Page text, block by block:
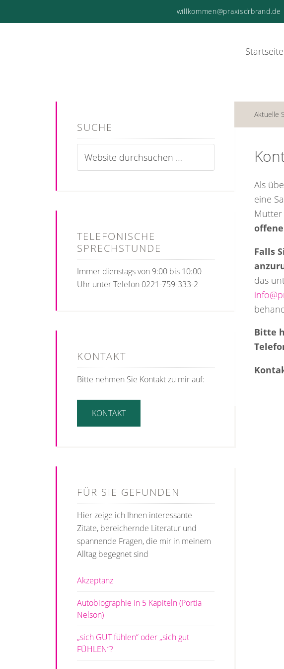
willkommen@praxisdrbrand.de
Startseite
Aktuelle
Als
eine
Mutter
Falls
das
Bitte
SUCHE
TELEFONISCHE
SPRECHSTUNDE
Immer dienstags von 9:00 bis 10:00
Uhr unter Telefon 0221-759-333-2
KONTAKT
Bitte nehmen Sie Kontakt zu mir auf:
KONTAKT
FÜR SIE GEFUNDEN
Hier zeige ich Ihnen interessante
Zitate, bereichernde Literatur und
spannende Fragen, die mir in meinem
Alltag begegnet sind
Akzeptanz
Autobiographie in 5 Kapiteln (Portia
Nelson)
„sich GUT fühlen“ oder „sich gut
FÜHLEN“?